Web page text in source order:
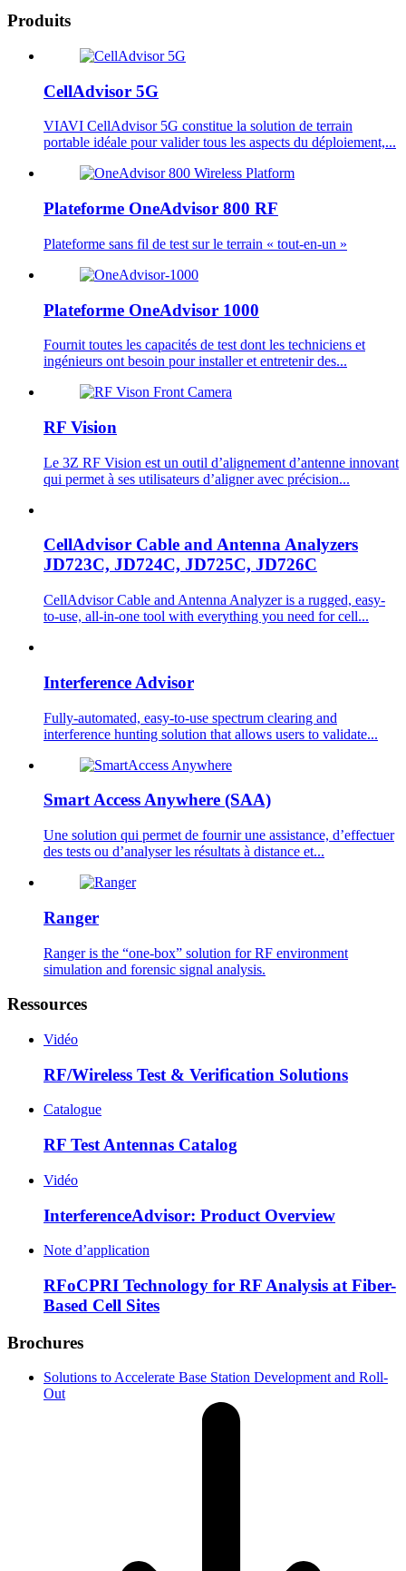
Produits
CellAdvisor 5G
VIAVI CellAdvisor 5G constitue la solution de terrain
portable idéale pour valider tous les aspects du déploiement,...
Plateforme OneAdvisor 800 RF
Plateforme sans fil de test sur le terrain « tout-en-un »
Plateforme OneAdvisor 1000
Fournit toutes les capacités de test dont les techniciens et
ingénieurs ont besoin pour installer et entretenir des...
RF Vision
Le 3Z RF Vision est un outil d’alignement d’antenne innovant
qui permet à ses utilisateurs d’aligner avec précision...
CellAdvisor Cable and Antenna Analyzers
JD723C, JD724C, JD725C, JD726C
CellAdvisor Cable and Antenna Analyzer is a rugged, easy-
to-use, all-in-one tool with everything you need for cell...
Interference Advisor
Fully-automated, easy-to-use spectrum clearing and
interference hunting solution that allows users to validate...
Smart Access Anywhere (SAA)
Une solution qui permet de fournir une assistance, d’effectuer
des tests ou d’analyser les résultats à distance et...
Ranger
Ranger is the “one-box” solution for RF environment
simulation and forensic signal analysis.
Ressources
Vidéo
RF/Wireless Test & Verification Solutions
Catalogue
RF Test Antennas Catalog
Vidéo
InterferenceAdvisor: Product Overview
Note d’application
RFoCPRI Technology for RF Analysis at Fiber-
Based Cell Sites
Brochures
Solutions to Accelerate Base Station Development and Roll-
Out